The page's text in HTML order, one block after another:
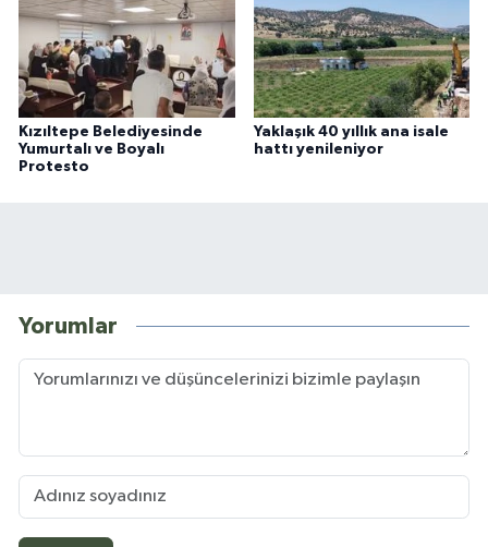
Kızıltepe Belediyesinde
Yumurtalı ve Boyalı
Protesto
Yaklaşık 40 yıllık ana isale
hattı yenileniyor
Yorumlar